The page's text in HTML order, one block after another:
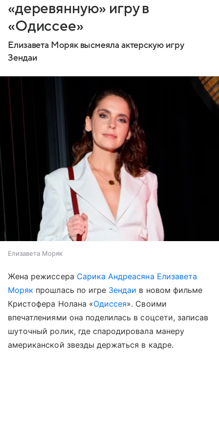
«деревянную» игру в
«Одиссее»
Елизавета Моряк высмеяла актерскую игру
Зендаи
Елизавета Моряк
Жена режиссера Сарика Андреасяна Елизавета
Моряк прошлась по игре Зендаи в новом фильме
Кристофера Нолана «Одиссея». Своими
впечатлениями она поделилась в соцсети, записав
шуточный ролик, где спародировала манеру
американской звезды держаться в кадре.